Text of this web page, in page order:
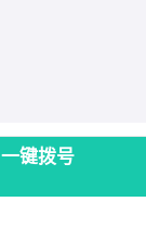
一键拨号